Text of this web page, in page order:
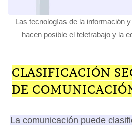
Las tecnologías de la información
hacen posible el teletrabajo y la
CLASIFICACIÓN
DE
La comunicación puede